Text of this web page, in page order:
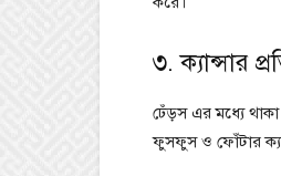
৩. ক্যান্সার
ঢেঁড়স এর মধ্যে থাকা
ফুসফুস ও ফোঁটার